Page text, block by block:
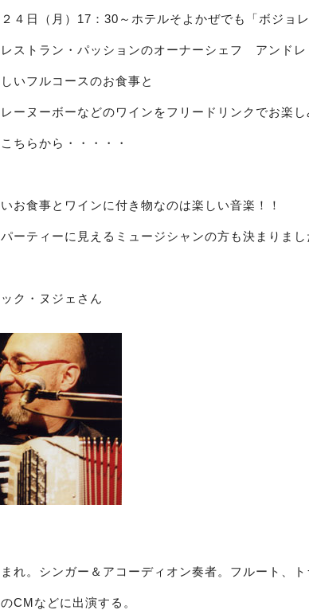
２４日（月）17：30～ホテルそよかぜでも「ボジョ
ストラン・パッションのオーナーシェフ アンドレ
いフルコースのお食事と
ーヌーボーなどのワインをフリードリンクでお楽し
こちらから ・・・・・
お食事とワインに付き物なのは楽しい音楽！！
ーティーに見えるミュージシャンの方も決まりまし
ク・ヌジェさん
れ。シンガー＆アコーディオン奏者。フルート、
CMなどに出演する。